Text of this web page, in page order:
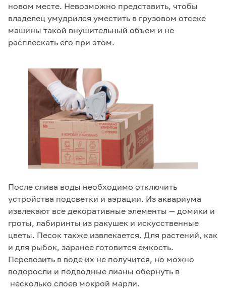
новом месте. Невозможно представить, чтобы
владелец умудрился уместить в грузовом отсеке
машины такой внушительный объем и не
расплескать его при этом.
После слива воды необходимо отключить
устройства подсветки и аэрации. Из аквариума
извлекают все декоративные элементы — домики и
гроты, лабиринты из ракушек и искусственные
цветы. Песок также извлекается. Для растений, как
и для рыбок, заранее готовится емкость.
Перевозить в воде их не получится, но можно
водоросли и подводные лианы обернуть в
несколько слоев мокрой марли.